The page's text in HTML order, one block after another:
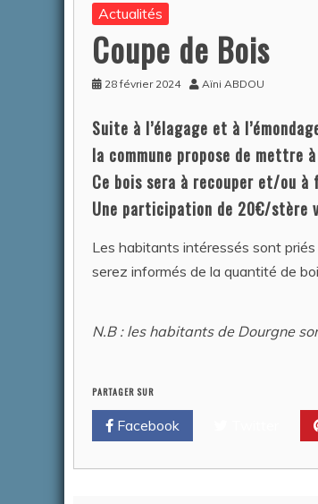
Actualités
Coupe de Bois
28 février 2024 Aïni ABDOU
Suite à l’élagage et à
la commune propose de mettre
Ce bois sera à recouper et/ou à
Une participation de 20€/stère
Les habitants intéressés sont
serez informés de la quantité de
N.B : les habitants de Dourgne
PARTAGER SUR
Facebook